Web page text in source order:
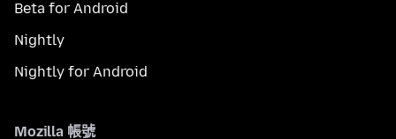
Beta for Android
Nightly
Nightly for Android
Mozilla 帳號